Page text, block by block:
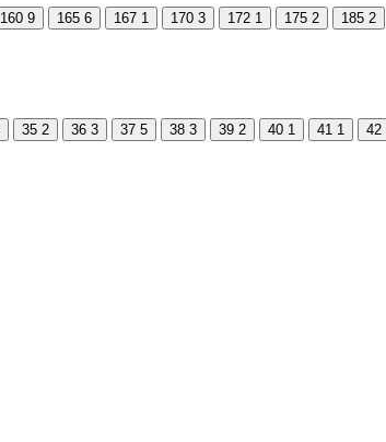
160 9 165 6 167 1 170 3 172 1 175 2 185 2
35 2 36 3 37 5 38 3 39 2 40 1 41 1 42